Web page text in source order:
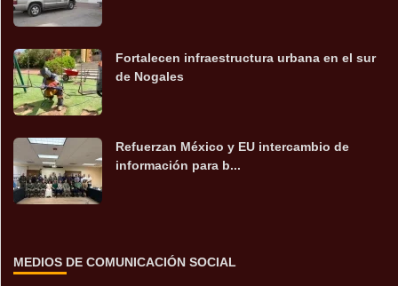
Fortalecen infraestructura urbana en el sur
de Nogales
Refuerzan México y EU intercambio de
información para b...
MEDIOS DE COMUNICACIÓN SOCIAL